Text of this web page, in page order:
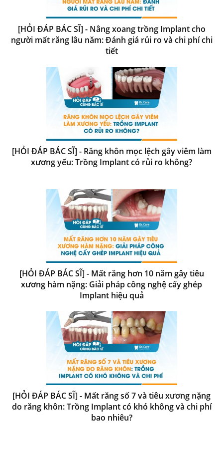
[HỎI ĐÁP BÁC SĨ] - Nâng xoang trồng Implant cho
người mất răng lâu năm: Đánh giá rủi ro và chi phí chi
tiết
[HỎI ĐÁP BÁC SĨ] - Răng khôn mọc lệch gây viêm làm
xương yếu: Trồng Implant có rủi ro không?
[HỎI ĐÁP BÁC SĨ] - Mất răng hơn 10 năm gây tiêu
xương hàm nặng: Giải pháp công nghệ cấy ghép
Implant hiệu quả
[HỎI ĐÁP BÁC SĨ] - Mất răng số 7 và tiêu xương nặng
do răng khôn: Trồng Implant có khó không và chi phí
bao nhiêu?